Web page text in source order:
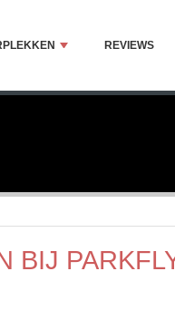
REVIEWS
BIJ